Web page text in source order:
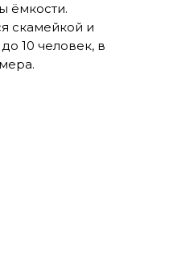
ёмкости.
скамейкой и
10 человек, в